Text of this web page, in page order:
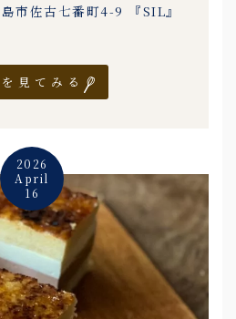
市佐古七番町4-9 『SIL』
見てみる
2026
April
16